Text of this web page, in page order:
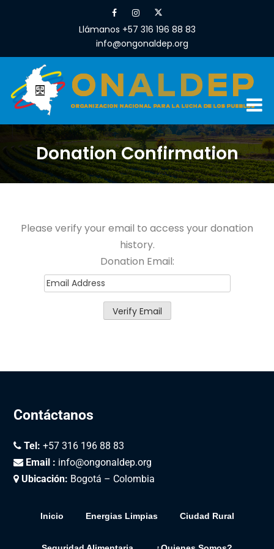
Llámanos +57 316 196 88 83
info@ongonaldep.org
Donation Confirmation
Please verify your email to access your donation
history.
Donation Email:
Contáctanos
Tel: +57 316 196 88 83
Email : info@ongonaldep.org
Ubicación: Bogotá – Colombia
Inicio Energias Limpias Ciudad Rural